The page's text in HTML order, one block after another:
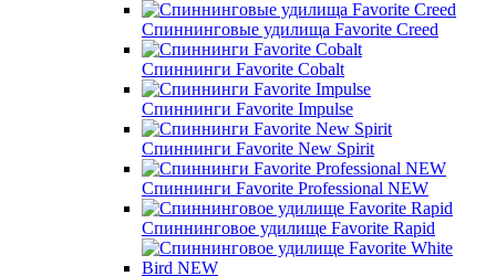
Спиннинговые удилища Favorite Creed
Спиннинги Favorite Cobalt
Спиннинги Favorite Impulse
Спиннинги Favorite New Spirit
Спиннинги Favorite Professional NEW
Спиннинговое удилище Favorite Rapid